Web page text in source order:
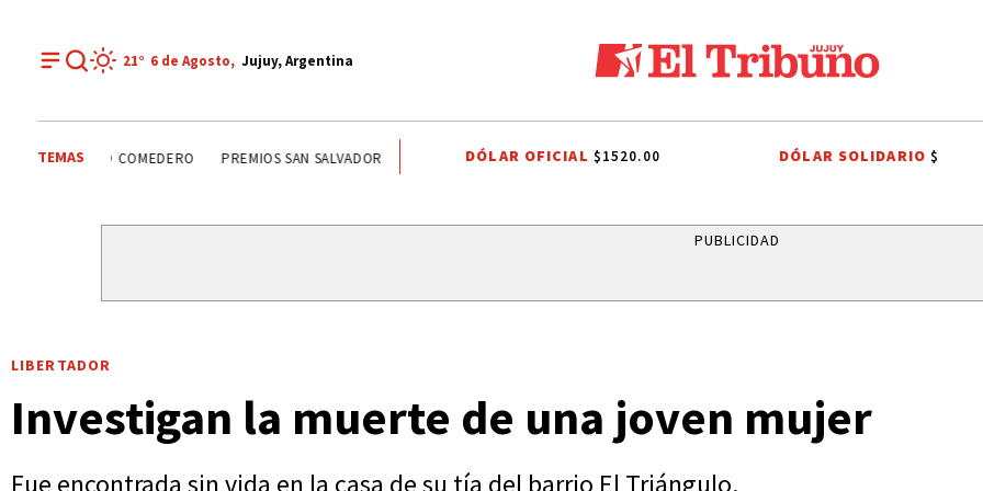
21° 6 de Agosto, Jujuy, Argentina
TEMAS SANTISIMO SALVADOR CARLOS SADIR ALTO COMEDERO PREMIOS SAN SALVADOR LEY DE PROPIEDAD PRIVADA LEY DE
DÓLAR OFICIAL $1520.00 DÓLAR SOLIDARIO$
PUBLICIDAD
LIBERTADOR
Investigan la muerte de una joven mujer
Fue encontrada sin vida en la casa de su tía del barrio El Triángulo.